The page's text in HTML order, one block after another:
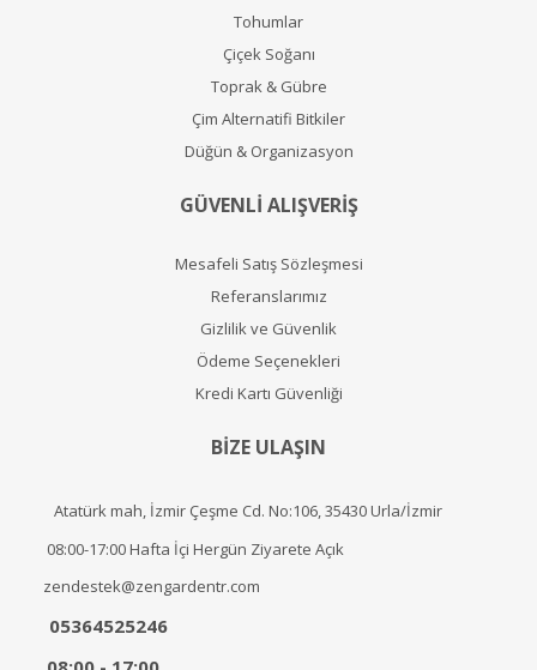
Tohumlar
Çiçek Soğanı
Toprak & Gübre
Çim Alternatifi Bitkiler
Düğün & Organizasyon
GÜVENLİ ALIŞVERİŞ
Mesafeli Satış Sözleşmesi
Referanslarımız
Gizlilik ve Güvenlik
Ödeme Seçenekleri
Kredi Kartı Güvenliği
BİZE ULAŞIN
Atatürk mah, İzmir Çeşme Cd. No:106, 35430 Urla/İzmir
08:00-17:00 Hafta İçi Hergün Ziyarete Açık
zendestek@zengardentr.com
05364525246